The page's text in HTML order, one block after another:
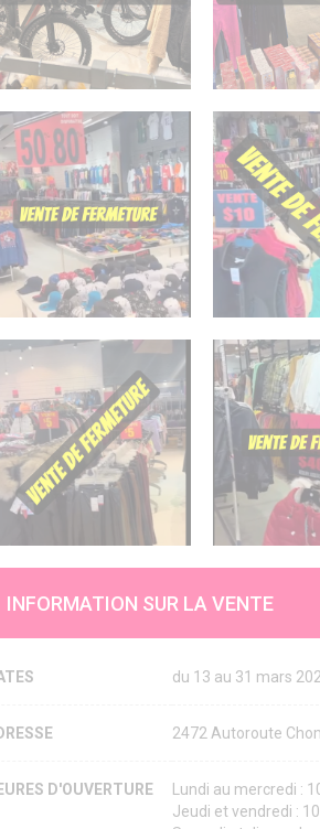
INFORMATION SUR LA VENTE
du 13 au 31 mars
2472 Autoroute
D'OUVERTURE
Lundi au mercredi :
Jeudi et vendredi :